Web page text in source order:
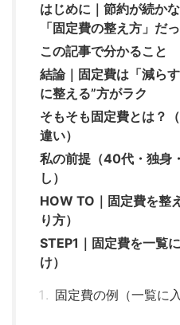
はじめに｜節約が続か
「固定費の整え方」だ
この記事で分かること
結論｜固定費は「減ら
に整える”方がラク
そもそも固定費とは？
違い）
私の前提（40代・独身
し）
HOW TO｜固定費を整
り方）
STEP1｜固定費を一覧
け）
固定費の例（一覧に